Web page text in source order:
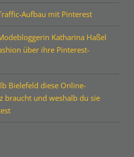
Aufbau mit Pinterest
Katharina Haßel
über ihre Pinterest-
Bielefeld diese Online-
braucht und weshalb du sie